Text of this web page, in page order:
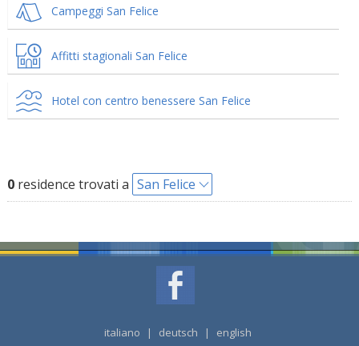
Campeggi San Felice
Affitti stagionali San Felice
Hotel con centro benessere San Felice
0residence trovati a San Felice
italiano | deutsch | english